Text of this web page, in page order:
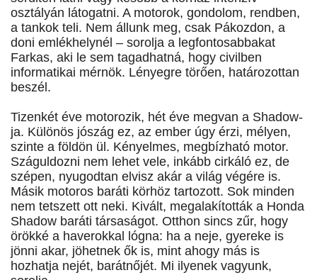
osztályán látogatni. A motorok, gondolom, rendben,
a tankok teli. Nem állunk meg, csak Pákozdon, a
doni emlékhelynél – sorolja a legfontosabbakat
Farkas, aki le sem tagadhatná, hogy civilben
informatikai mérnök. Lényegre törően, határozottan
beszél.
Tizenkét éve motorozik, hét éve megvan a Shadow-
ja. Különös jószág ez, az ember úgy érzi, mélyen,
szinte a földön ül. Kényelmes, megbízható motor.
Száguldozni nem lehet vele, inkább cirkáló ez, de
szépen, nyugodtan elvisz akár a világ végére is.
Másik motoros baráti körhöz tartozott. Sok minden
nem tetszett ott neki. Kivált, megalakították a Honda
Shadow baráti társaságot. Otthon sincs zűr, hogy
örökké a haverokkal lógna: ha a neje, gyereke is
jönni akar, jöhetnek ők is, mint ahogy más is
hozhatja nejét, barátnőjét. Mi ilyenek vagyunk,